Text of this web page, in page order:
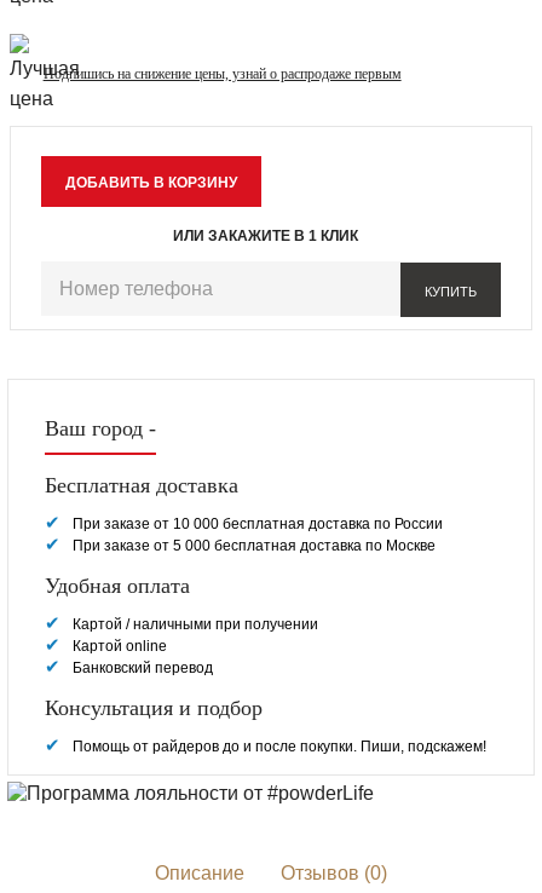
Подпишись на снижение цены, узнай о распродаже первым
ИЛИ ЗАКАЖИТЕ В 1 КЛИК
КУПИТЬ
Ваш город -
Бесплатная доставка
При заказе от 10 000 бесплатная доставка по России
При заказе от 5 000 бесплатная доставка по Москве
Удобная оплата
Картой / наличными при получении
Картой online
Банковский перевод
Консультация и подбор
Помощь от райдеров до и после покупки. Пиши, подскажем!
Описание Отзывов (0)